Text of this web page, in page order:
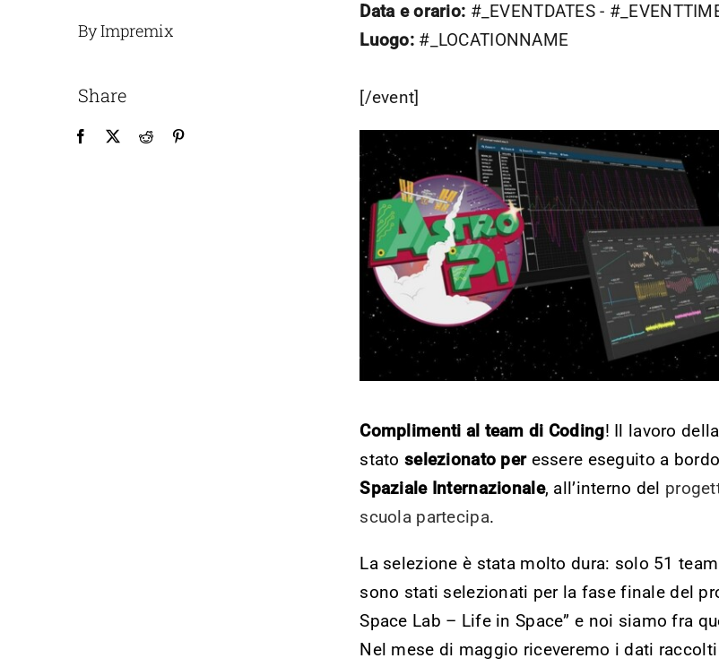
By Impremix
Share
Data e orario: #_EVENTDATES -
Luogo:#_LOCATIONNAME
[/event]
Complimenti al team di Coding! Il lavoro
stato selezionato peressere eseguito a
Spaziale Internazionale, all’interno del
scuola partecipa.
La selezione è stata molto dura: solo 51
sono stati selezionati per la fase finale del
Space Lab – Life in Space” e noi siamo fra
Nel mese di maggio riceveremo i dati